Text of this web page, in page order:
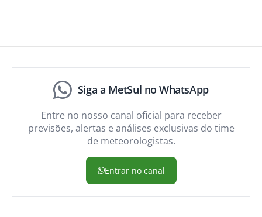
Siga a MetSul no WhatsApp
Entre no nosso canal oficial para receber
previsões, alertas e análises exclusivas do time
de meteorologistas.
Entrar no canal